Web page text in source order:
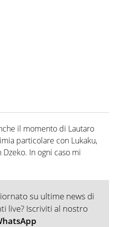
il momento di Lautaro
particolare con Lukaku,
In ogni caso mi
su ultime news di
live? Iscriviti al nostro